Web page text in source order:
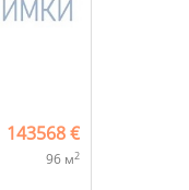
143568 €
96 м2